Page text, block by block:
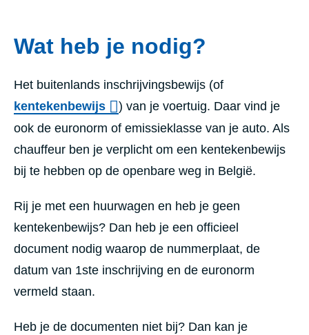
Wat heb je nodig?
Het buitenlands inschrijvingsbewijs (of
kentekenbewijs
) van je voertuig. Daar vind je
ook de euronorm of emissieklasse van je auto. Als
chauffeur ben je verplicht om een kentekenbewijs
bij te hebben op de openbare weg in België.
Rij je met een huurwagen en heb je geen
kentekenbewijs? Dan heb je een officieel
document nodig waarop de nummerplaat, de
datum van 1ste inschrijving en de euronorm
vermeld staan.
Heb je de documenten niet bij? Dan kan je